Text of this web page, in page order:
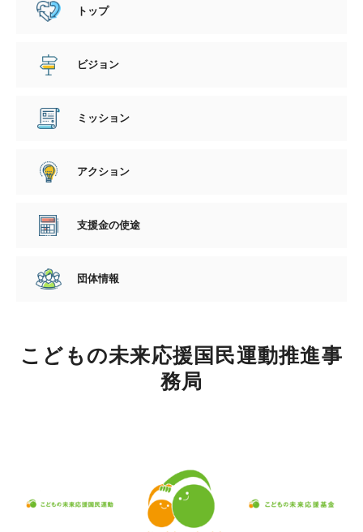
トップ
ビジョン
ミッション
アクション
支援金の使途
団体情報
こどもの未来応援国民運動推進事
務局